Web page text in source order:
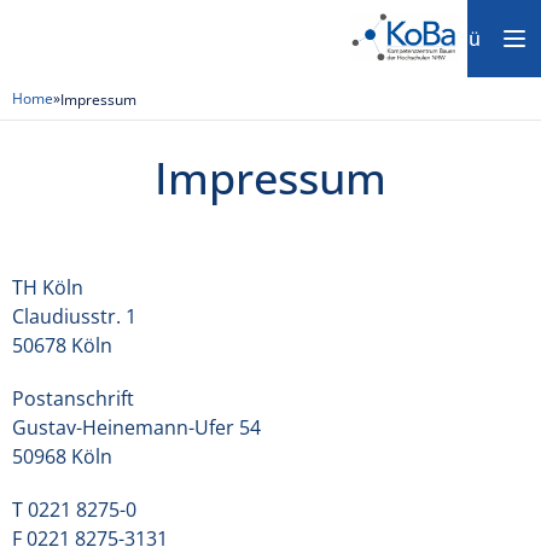
Menü
Home»Impressum
Impressum
TH Köln
Claudiusstr. 1​
50678 Köln​
Postanschrift​
Gustav-Heinemann-Ufer 54​
50968 Köln​
T 0221 8275-0​
F 0221 8275-3131​